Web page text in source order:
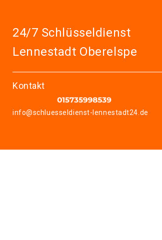
24/7 Schlüsseldienst
Lennestadt Oberelspe
Kontakt
info@schluesseldienst-lennestadt24.de